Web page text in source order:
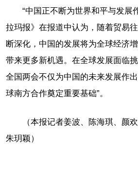
“中国正不断为世界和平与发展
拉玛报》在报道中认为，随着贸易
断深化，中国的发展将为全球经济
带来更多新机遇。在全球发展面临
全国两会不仅为中国的未来发展作
球南方合作奠定重要基础”。
（本报记者姜波、陈海琪、颜
朱玥颖）